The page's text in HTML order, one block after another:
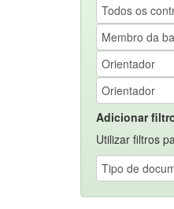
Adicionar
Utilizar filtros